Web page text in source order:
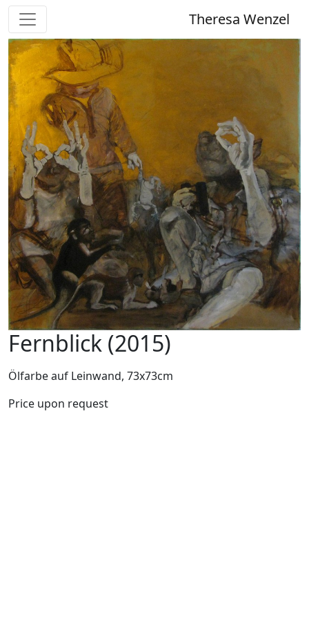
Theresa Wenzel
Fernblick (2015)
Ölfarbe auf Leinwand, 73x73cm
Price upon request